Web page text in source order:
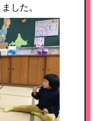
した。